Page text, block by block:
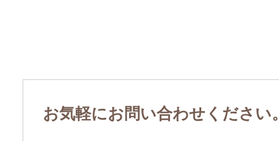
お気軽にお問い合わせください。